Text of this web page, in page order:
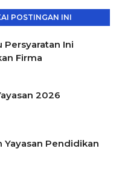
POSTINGAN INI
Persyaratan Ini
Firma
2026
Yayasan Pendidikan